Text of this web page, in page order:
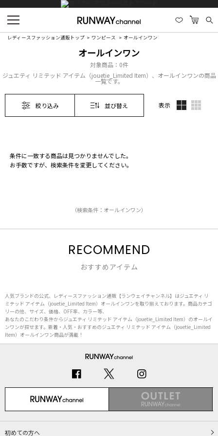
レディースファッション通販トップ ワンピース オールインワン
オールインワン
対象商品： 0件
ジュエティ リミテッド アイテム（jouetie_Limited Item）、オールインワンの商品
一覧です。
絞り込み 並び替え 表示
条件に一致する商品は見つかりませんでした。
お手数ですが、検索条件を変更してください。
（検索条件：オールインワン）
RECOMMEND
おすすめアイテム
人気ブランドの公式、レディースファッション通販【ランウェイチャンネル】はジュエティ リ
ミテッド アイテム（jouetie_Limited Item）オールインワンを取り揃えております。商品カテゴ
リーの他、サイズ、価格、OFF率、カラー等、
あなたのこだわり条件からジュエティ リミテッド アイテム（jouetie_Limited Item）のオールイ
ンワンが探せます。新着・人気・おすすめのジュエティ リミテッド アイテム（jouetie_Limited
Item）オールインワン商品が満載！
初めての方へ